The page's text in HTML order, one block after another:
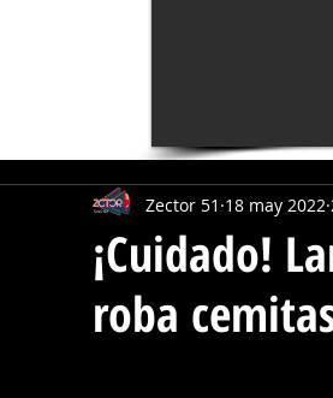
¡Cuidado!
roba
Zector 51 18 may 2022